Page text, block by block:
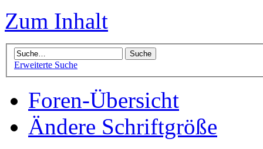
Zum Inhalt
Erweiterte Suche
Foren-Übersicht
Ändere Schriftgröße